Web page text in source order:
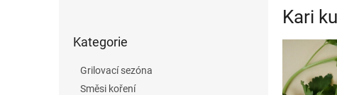
kategorie
Kategorie
Grilovací sezóna
Směsi koření
Kari